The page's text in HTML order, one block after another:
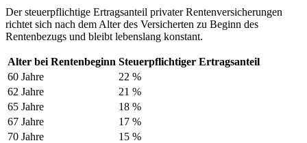
Der steuerpflichtige Ertragsanteil privater Rentenversicherungen
richtet sich nach dem Alter des Versicherten zu Beginn des
Rentenbezugs und bleibt lebenslang konstant.
Alter bei Rentenbeginn Steuerpflichtiger Ertragsanteil
60 Jahre
22 %
62 Jahre
21 %
65 Jahre
18 %
67 Jahre
17 %
70 Jahre
15 %